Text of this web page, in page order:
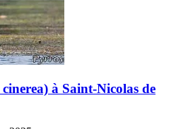
à Saint-Nicolas de